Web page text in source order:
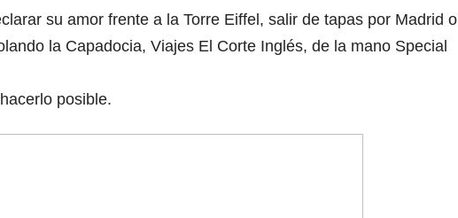
su amor frente a la Torre Eiffel, salir de tapas por Madrid o
la Capadocia, Viajes El Corte Inglés, de la mano Special
posible.